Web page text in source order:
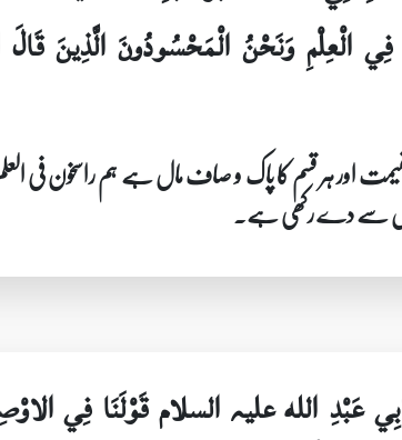
الْعِلْمِ وَنَحْنُ الْمَحْسُودُونَ الَّذِينَ قَالَ
اور ہر قسم کا پاک و صاف مال ہے ہم راسخون فی
فضل سے دے رکھی ہے۔
الله علیہ السلام قَوْلَنَا فِي